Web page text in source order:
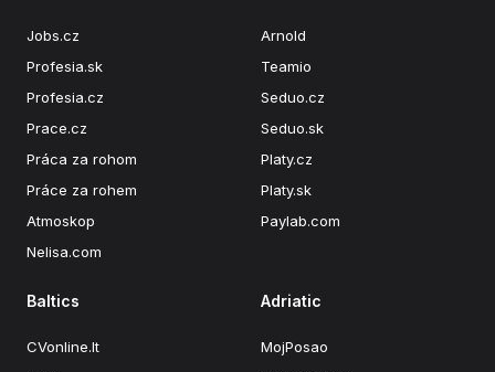
Jobs.cz
Profesia.sk
Profesia.cz
Prace.cz
Práca za rohom
Práce za rohem
Atmoskop
Nelisa.com
Arnold
Teamio
Seduo.cz
Seduo.sk
Platy.cz
Platy.sk
Paylab.com
Baltics
CVonline.lt
Adriatic
MojPosao